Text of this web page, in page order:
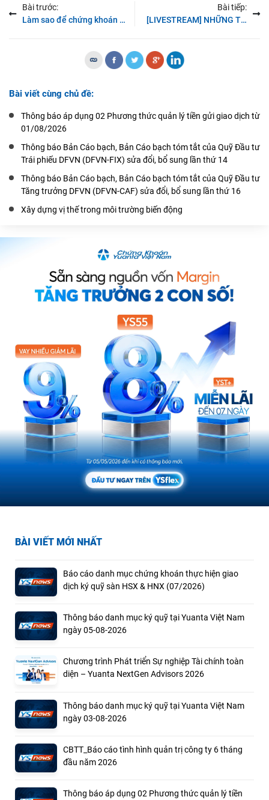
BÀI VIẾT MỚI NHẤT
Báo cáo danh mục chứng khoán thực hiện giao
dịch ký quỹ sàn HSX & HNX (07/2026)
Thông báo danh mục ký quỹ tại Yuanta Việt Nam
ngày 05-08-2026
Chương trình Phát triển Sự nghiệp Tài chính toàn
diện – Yuanta NextGen Advisors 2026
Thông báo danh mục ký quỹ tại Yuanta Việt Nam
ngày 03-08-2026
CBTT_Báo cáo tình hình quản trị công ty 6 tháng
đầu năm 2026
Thông báo áp dụng 02 Phương thức quản lý tiền
Bài trước:
Làm sao để chứng khoán Việt Nam tăng thu hút dòng vốn từ nhà
Bài tiếp:
[LIVESTREAM] NHỮNG THAY
Bài viết cùng chủ đề:
Thông báo áp dụng 02 Phương thức quản lý tiền gửi giao dịch từ
01/08/2026
Thông báo Bản Cáo bạch, Bản Cáo bạch tóm tắt của Quỹ Đầu tư
Trái phiếu DFVN (DFVN-FIX) sửa đổi, bổ sung lần thứ 14
Thông báo Bản Cáo bạch, Bản Cáo bạch tóm tắt của Quỹ Đầu tư
Tăng trưởng DFVN (DFVN-CAF) sửa đổi, bổ sung lần thứ 16
Xây dựng vị thế trong môi trường biến động